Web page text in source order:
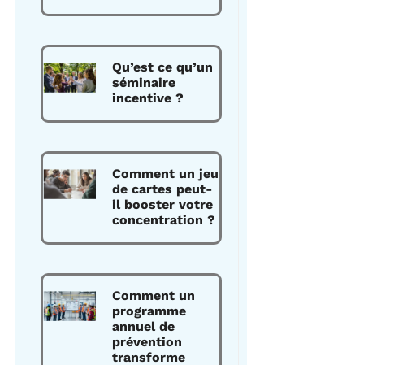
Qu’est ce qu’un
séminaire
incentive ?
Comment un jeu
de cartes peut-
il booster votre
concentration ?
Comment un
programme
annuel de
prévention
transforme